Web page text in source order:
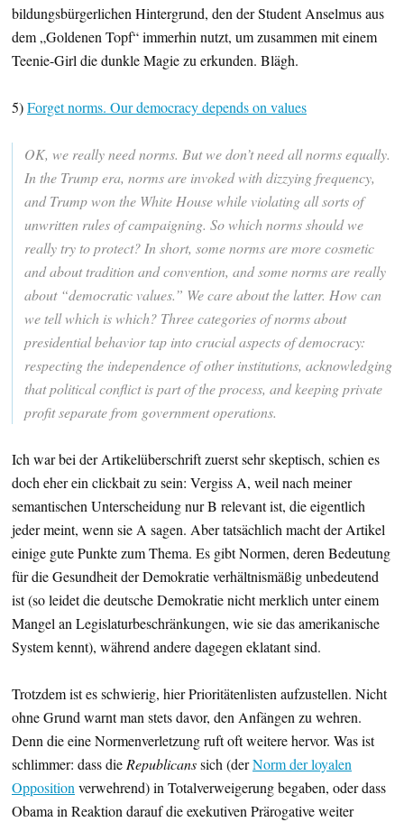
bildungsbürgerlichen Hintergrund, den der Student Anselmus aus
dem „Goldenen Topf“ immerhin nutzt, um zusammen mit einem
Teenie-Girl die dunkle Magie zu erkunden. Blägh.
5)Forget norms. Our democracy depends on values
OK, we really need norms. But we don’t need all norms equally.
In the Trump era, norms are invoked with dizzying frequency,
and Trump won the White House while violating all sorts of
unwritten rules of campaigning. So which norms should we
really try to protect? In short, some norms are more cosmetic
and about tradition and convention, and some norms are really
about “democratic values.” We care about the latter. How can
we tell which is which? Three categories of norms about
presidential behavior tap into crucial aspects of democracy:
respecting the independence of other institutions, acknowledging
that political conflict is part of the process, and keeping private
profit separate from government operations.
Ich war bei der Artikelüberschrift zuerst sehr skeptisch, schien es
doch eher ein clickbait zu sein: Vergiss A, weil nach meiner
semantischen Unterscheidung nur B relevant ist, die eigentlich
jeder meint, wenn sie A sagen. Aber tatsächlich macht der Artikel
einige gute Punkte zum Thema. Es gibt Normen, deren Bedeutung
für die Gesundheit der Demokratie verhältnismäßig unbedeutend
ist (so leidet die deutsche Demokratie nicht merklich unter einem
Mangel an Legislaturbeschränkungen, wie sie das amerikanische
System kennt), während andere dagegen eklatant sind.
Trotzdem ist es schwierig, hier Prioritätenlisten aufzustellen. Nicht
ohne Grund warnt man stets davor, den Anfängen zu wehren.
Denn die eine Normenverletzung ruft oft weitere hervor. Was ist
schlimmer: dass die Republicanssich (derNorm der loyalen
Opposition verwehrend) in Totalverweigerung begaben, oder dass
Obama in Reaktion darauf die exekutiven Prärogative weiter